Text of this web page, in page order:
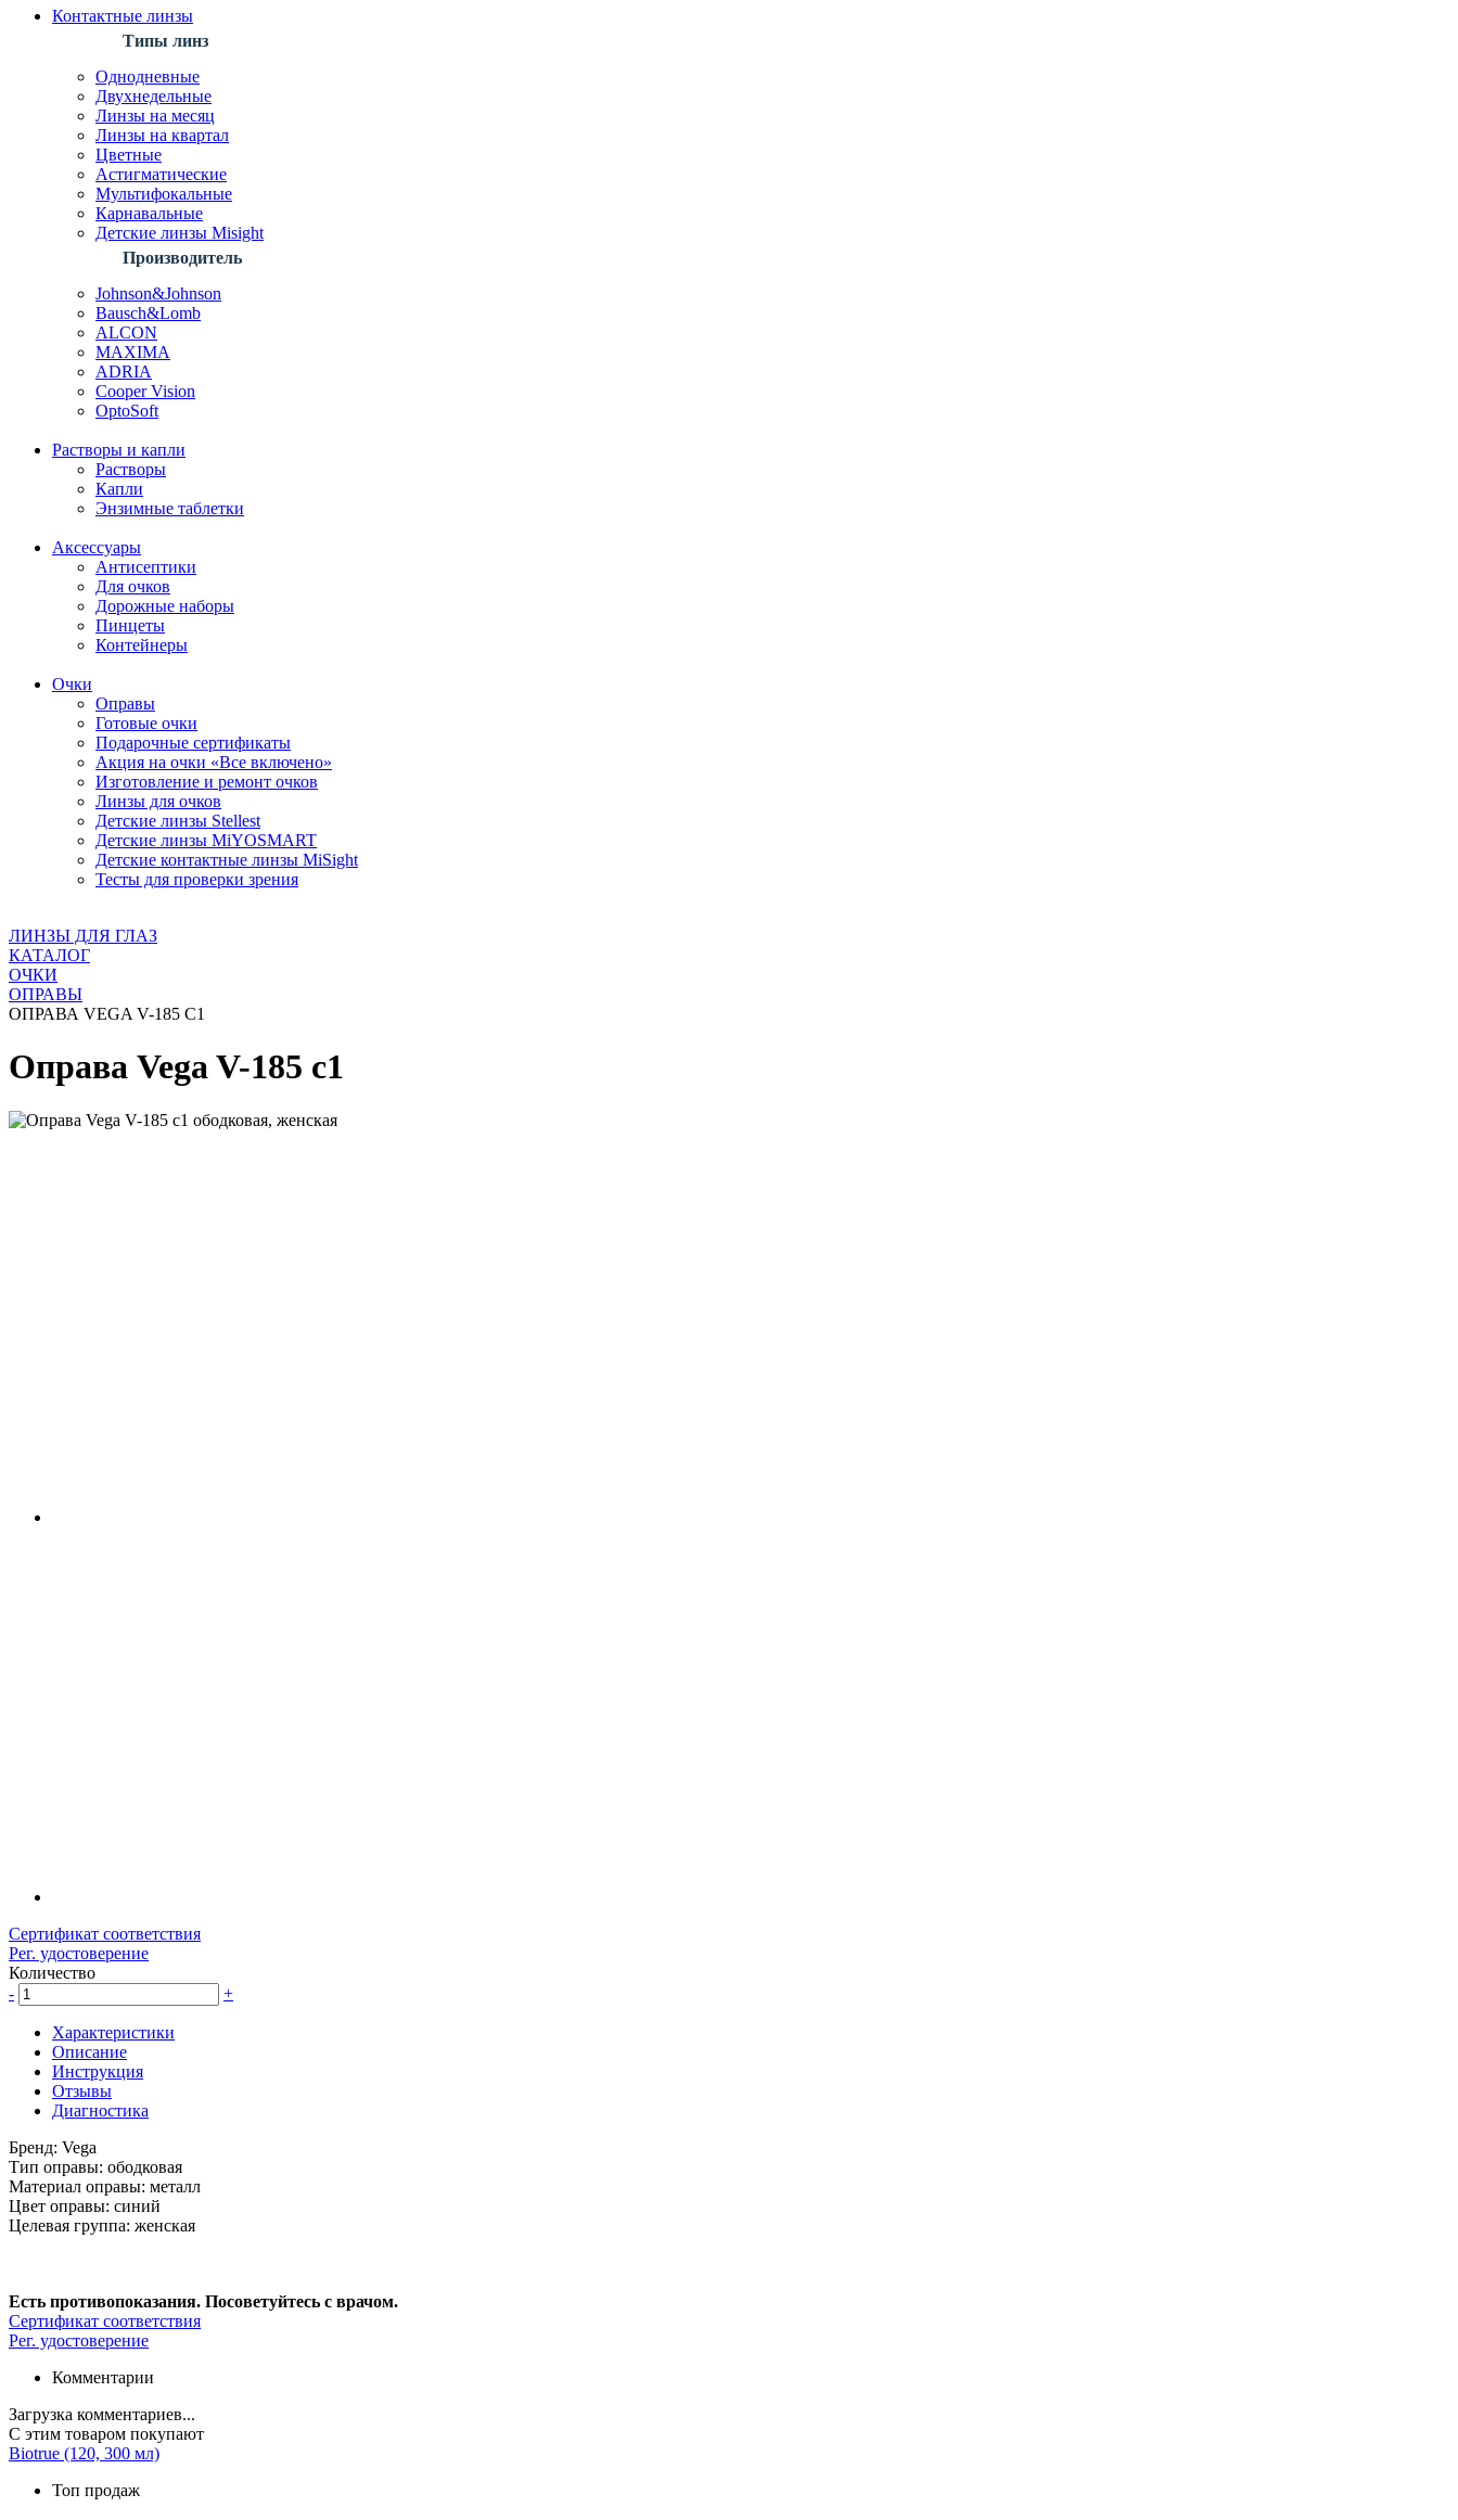
Контактные линзы
Типы линз
Однодневные
Двухнедельные
Линзы на месяц
Линзы на квартал
Цветные
Астигматические
Мультифокальные
Карнавальные
Детские линзы Misight
Производитель
Johnson&Johnson
Bausch&Lomb
ALCON
MAXIMA
ADRIA
Cooper Vision
OptoSoft
Растворы и капли
Растворы
Капли
Энзимные таблетки
Аксессуары
Антисептики
Для очков
Дорожные наборы
Пинцеты
Контейнеры
Очки
Оправы
Готовые очки
Подарочные сертификаты
Акция на очки «Все включено»
Изготовление и ремонт очков
Линзы для очков
Детские линзы Stellest
Детские линзы MiYOSMART
Детские контактные линзы MiSight
Тесты для проверки зрения
ЛИНЗЫ ДЛЯ ГЛАЗ
КАТАЛОГ
ОЧКИ
ОПРАВЫ
ОПРАВА VEGA V-185 C1
Оправа Vega V-185 c1
Сертификат соответствия
Рег. удостоверение
Количество
-
+
Характеристики
Описание
Инструкция
Отзывы
Диагностика
Бренд: Vega
Тип оправы: ободковая
Материал оправы: металл
Цвет оправы: синий
Целевая группа: женская
Есть противопоказания. Посоветуйтесь с врачом.
Сертификат соответствия
Рег. удостоверение
Комментарии
Загрузка комментариев...
С этим товаром покупают
Biotrue (120, 300 мл)
Топ продаж